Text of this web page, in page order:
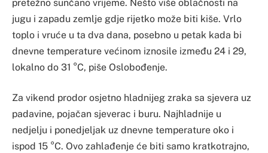
pretežno sunčano vrijeme. Nešto više oblačnosti na
jugu i zapadu zemlje gdje rijetko može biti kiše. Vrlo
toplo i vruće u ta dva dana, posebno u petak kada bi
dnevne temperature većinom iznosile između 24 i 29,
lokalno do 31 °C, piše Oslobođenje.
Za vikend prodor osjetno hladnijeg zraka sa sjevera uz
padavine, pojačan sjeverac i buru. Najhladnije u
nedjelju i ponedjeljak uz dnevne temperature oko i
ispod 15 °C. Ovo zahlađenje će biti samo kratkotrajno,